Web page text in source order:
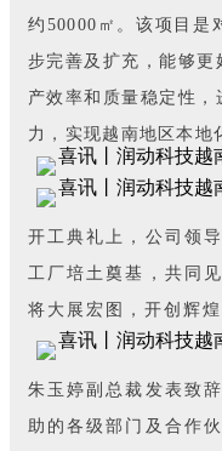
约50000㎡。该项目是
步完善及扩充，能够更
产效率和质量稳定性
力，实现越南地区本地
开工典礼上，公司领
工厂培土奠基，共同
将大展宏图，开创辉煌
朱玉婷副总裁发表致
助的各级部门及合作